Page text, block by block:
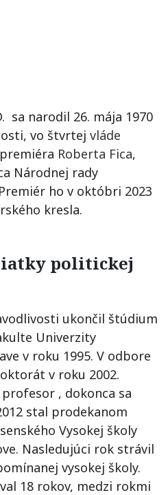
sa narodil 26. mája 1970
vo štvrtej vláde
Roberta Fica,
Národnej rady
ho v októbri 2023
kresla.
politickej
ukončil štúdium
Univerzity
v roku 1995. V odbore
v roku 2002.
, dokonca sa
stal prodekanom
Vysokej školy
Nasledujúci rok strávil
vysokej školy.
18 rokov, medzi rokmi